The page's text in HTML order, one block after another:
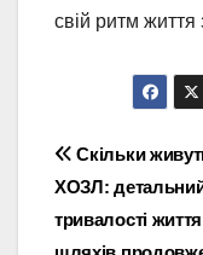
свій ритм життя
записів
Скільки
ХОЗЛ:
тривалості